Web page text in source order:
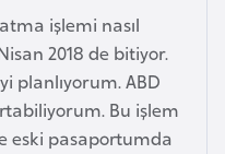
işlemi nasıl
2018 de bitiyor.
planlıyorum. ABD
Bu işlem
eski pasaportumda